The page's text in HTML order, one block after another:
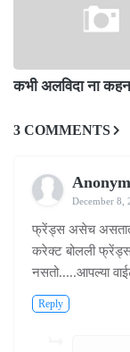
कभी अलविदा ना
3 COMMENTS
December 8,
फ्रेंड्स असेच असतात
करेक्ट बोलली फ्रेंड्स
नसतो.....आपल्या
Reply